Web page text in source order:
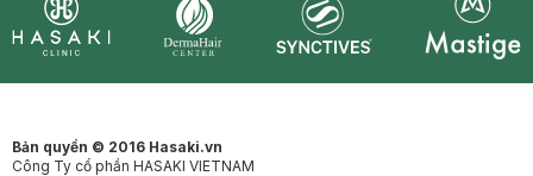
Bản quyền © 2016 Hasaki.vn
Công Ty cổ phần HASAKI VIETNAM